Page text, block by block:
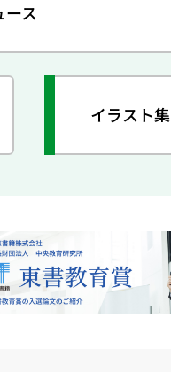
ース
イラスト集